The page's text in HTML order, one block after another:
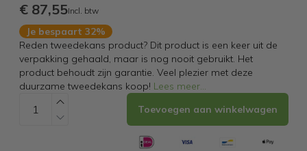
€ 87,55Incl. btw
Je bespaart 32%
Reden tweedekans product? Dit product is een keer uit de
verpakking gehaald, maar is nog nooit gebruikt. Het
product behoudt zijn garantie. Veel plezier met deze
duurzame tweedekans koop! Lees meer...
Toevoegen aan winkelwagen